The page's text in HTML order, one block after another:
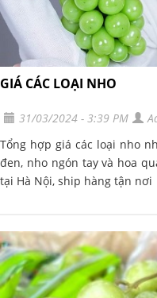
GIÁ CÁC LOẠI NHO
31/03/2024 - 3:39 PM
Tổng hợp giá các loại nho
đen, nho ngón tay và hoa
tại Hà Nội, ship hàng tận nơi